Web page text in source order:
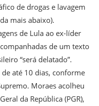
de drogas e lavagem
mais abaixo).
de Lula ao ex-líder
de um texto
“será delatado”.
até 10 dias, conforme
Moraes acolheu
da República (PGR),